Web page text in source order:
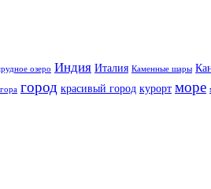
озеро Индия Италия Каменные шары
гора город красивый город курорт море